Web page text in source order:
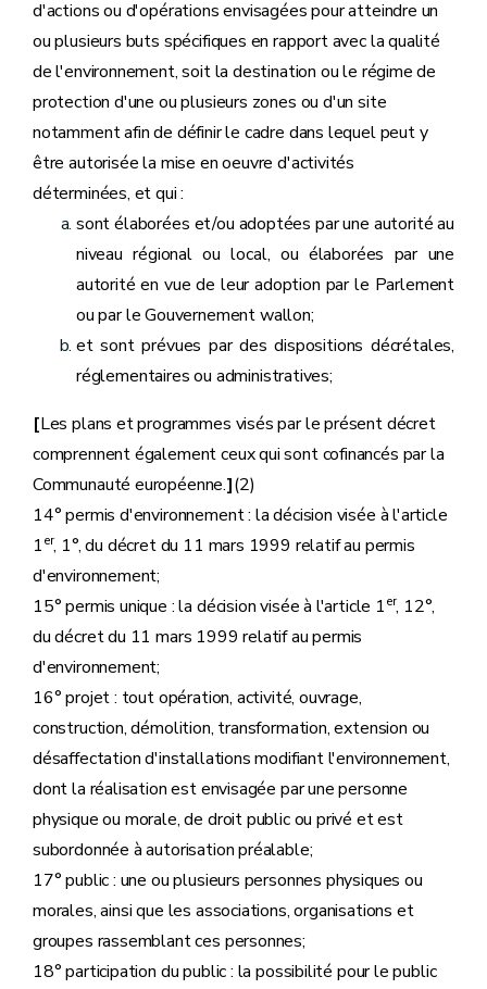
d'actions ou d'opérations envisagées pour atteindre un
ou plusieurs buts spécifiques en rapport avec la qualité
de l'environnement, soit la destination ou le régime de
protection d'une ou plusieurs zones ou d'un site
notamment afin de définir le cadre dans lequel peut y
être autorisée la mise en oeuvre d'activités
déterminées, et qui :
sont élaborées et/ou adoptées par une autorité au
niveau régional ou local, ou élaborées par une
autorité en vue de leur adoption par le Parlement
ou par le Gouvernement wallon;
et sont prévues par des dispositions décrétales,
réglementaires ou administratives;
[Les plans et programmes visés par le présent décret
comprennent également ceux qui sont cofinancés par la
Communauté européenne.](2)
14° permis d'environnement : la décision visée à l'article
1er, 1°, du décret du 11 mars 1999 relatif au permis
d'environnement;
15° permis unique : la décision visée à l'article 1er, 12°,
du décret du 11 mars 1999 relatif au permis
d'environnement;
16° projet : tout opération, activité, ouvrage,
construction, démolition, transformation, extension ou
désaffectation d'installations modifiant l'environnement,
dont la réalisation est envisagée par une personne
physique ou morale, de droit public ou privé et est
subordonnée à autorisation préalable;
17° public : une ou plusieurs personnes physiques ou
morales, ainsi que les associations, organisations et
groupes rassemblant ces personnes;
18° participation du public : la possibilité pour le public